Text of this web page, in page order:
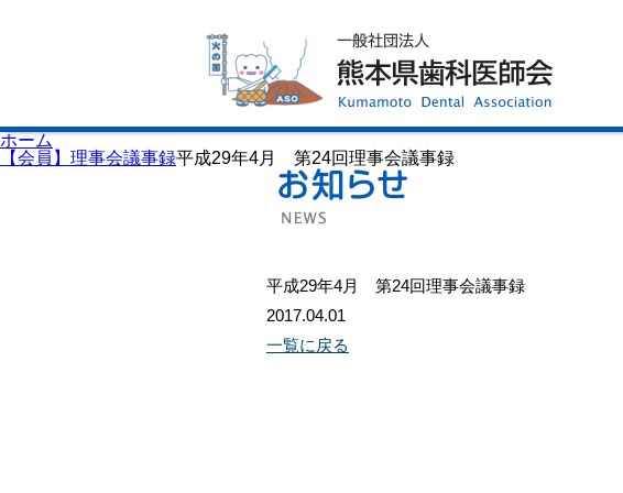
ホーム
【会員】理事会議事録平成29年4月 第24回理事会議事録
平成29年4月 第24回理事会議事録
2017.04.01
一覧に戻る
歯科医院検索
休日当番医
イベント案内
歯の豆知識
口腔保健センター
国保組合からのお知らせ
熊本歯科衛生士専門学院
会員専用ページ
プライバシーポリシー
サイトマップ